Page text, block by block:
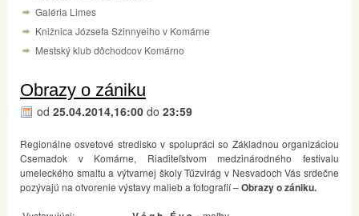
Galéria Limes
Knižnica Józsefa Szinnyeiho v Komárne
Mestský klub dôchodcov Komárno
Obrazy o zániku
od 25.04.2014,16:00 do 23:59
Regionálne osvetové stredisko v spolupráci so Základnou organizáciou
Csemadok v Komárne, Riaditeľstvom medzinárodného festivalu
umeleckého smaltu a výtvarnej školy Tűzvirág v Nesvadoch Vás srdečne
pozývajú na otvorenie výstavy malieb a fotografií –Obrazy o zániku.